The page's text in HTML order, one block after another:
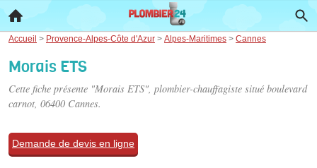
Accueil > Provence-Alpes-Côte d'Azur > Alpes-Maritimes > Cannes
Morais ETS
Cette fiche présente "Morais ETS", plombier-chauffagiste situé boulevard
carnot, 06400 Cannes.
Demande de devis en ligne